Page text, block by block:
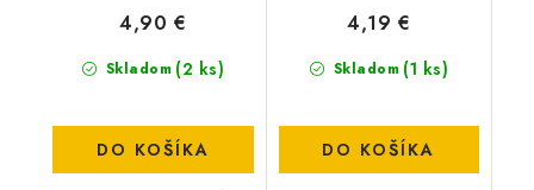
Skladom (2 ks)
4,90 €
DO KOŠÍKA
Skladom (1 ks)
4,19 €
DO KOŠÍKA